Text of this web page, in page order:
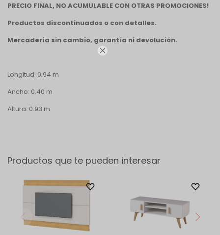

PRECIO FINAL, NO ACUMULABLE CON OTRAS PROMOCIONES!
Productos discontinuados o con detalles.
Mercadería sin cambio, garantía ni devolución.
Longitud: 0.94 m
Ancho: 0.40 m
Altura: 0.93 m
Productos que te pueden interesar